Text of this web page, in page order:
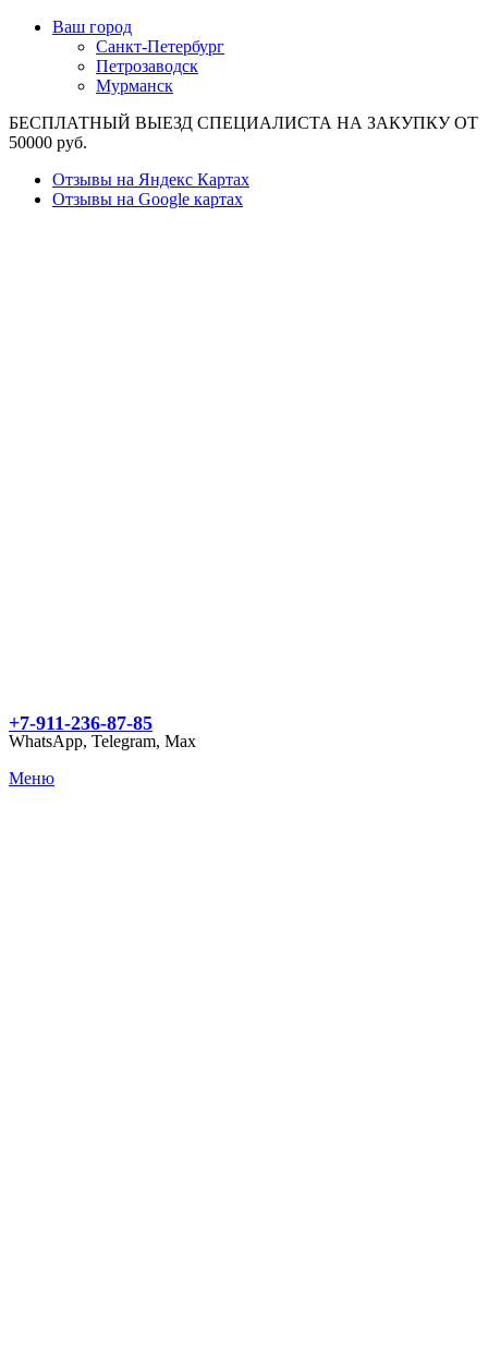
Ваш город
Санкт-Петербург
Петрозаводск
Мурманск
БЕСПЛАТНЫЙ ВЫЕЗД СПЕЦИАЛИСТА НА ЗАКУПКУ ОТ
50000 руб.
Отзывы на Яндекс Картах
Отзывы на Google картах
+7-911-236-87-85
WhatsApp, Telegram, Max
Меню